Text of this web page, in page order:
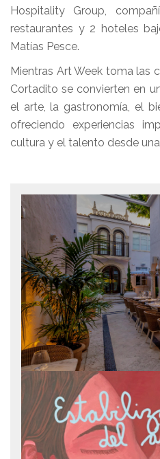
Hospitality Group,
restaurantes y 2 hoteles
Matías Pesce.
Mientras Art Week toma las
Cortadito se convierten en
el arte, la gastronomía, el
ofreciendo experiencias
cultura y el talento desde